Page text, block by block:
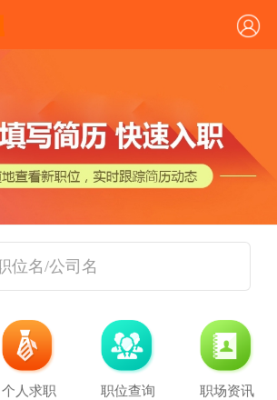
位名/公司名
个人求职 职位查询 职场资讯